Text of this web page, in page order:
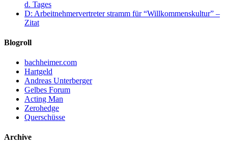
d. Tages
D: Arbeitnehmervertreter stramm für “Willkommenskultur” –
Zitat
Blogroll
bachheimer.com
Hartgeld
Andreas Unterberger
Gelbes Forum
Acting Man
Zerohedge
Querschüsse
Archive